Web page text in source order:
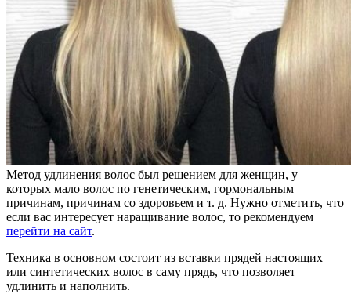
Метод удлинения волос был решением для женщин, у
которых мало волос по генетическим, гормональным
причинам, причинам со здоровьем и т. д. Нужно отметить, что
если вас интересует наращивание волос, то рекомендуем
перейти на сайт.
Техника в основном состоит из вставки прядей настоящих
или синтетических волос в саму прядь, что позволяет
удлинить и наполнить.